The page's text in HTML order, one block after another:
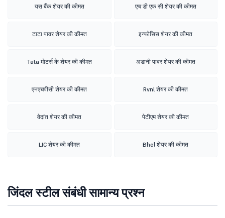
यस बैंक शेयर की कीमत एच डी एफ सी शेयर की कीमत
टाटा पावर शेयर की कीमत इन्फोसिस शेयर की कीमत
Tata मोटर्स के शेयर की कीमत अडानी पावर शेयर की कीमत
एनएचपीसी शेयर की कीमत Rvnl शेयर की कीमत
वेदांत शेयर की कीमत पेटीएम शेयर की कीमत
LIC शेयर की कीमत Bhel शेयर की कीमत
जिंदल स्टील संबंधी सामान्य प्रश्न